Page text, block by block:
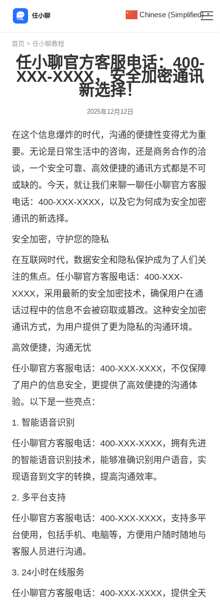
首页 > 任小聊教程
任小聊官方客服电话：400-
XXX-XXXX，安全加密通讯
新选择！
2025年12月12日
在这个信息爆炸的时代，沟通的便捷性变得尤为重
要。无论是日常生活中的咨询，还是商务合作的洽
谈，一个安全可靠、高效便捷的通讯方式都是不可
或缺的。今天，就让我们来聊一聊任小聊官方客服
电话：400-XXX-XXXX，以及它为何成为安全加密
通讯的新选择。
安全加密，守护您的隐私
在互联网时代，数据安全和隐私保护成为了人们关
注的焦点。任小聊官方客服电话：400-XXX-
XXXX，采用最新的安全加密技术，确保用户在通
话过程中的信息不会被窃取或篡改。这种安全加密
通讯方式，为用户提供了更为隐私的沟通环境。
高效便捷，沟通无忧
任小聊官方客服电话：400-XXX-XXXX，不仅保障
了用户的信息安全，更提供了高效便捷的沟通体
验。以下是一些亮点：
1. 智能语音识别
任小聊官方客服电话：400-XXX-XXXX，拥有先进
的智能语音识别技术，能够准确识别用户语音，实
现语音到文字的转换，提高沟通效率。
2. 多平台支持
任小聊官方客服电话：400-XXX-XXXX，支持多平
台使用，包括手机、电脑等，方便用户随时随地与
客服人员进行沟通。
3. 24小时在线服务
任小聊官方客服电话：400-XXX-XXXX，提供全天
Chinese (Simplified) ▼